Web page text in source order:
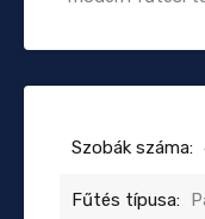
Szobák száma:
Fűtés típusa: